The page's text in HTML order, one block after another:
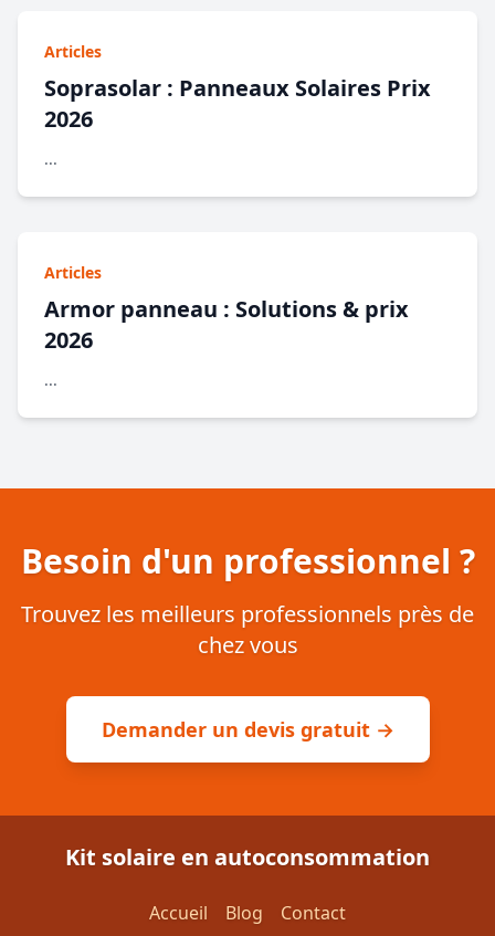
Articles
Soprasolar : Panneaux Solaires Prix
2026
...
Articles
Armor panneau : Solutions & prix
2026
...
Besoin d'un professionnel ?
Trouvez les meilleurs professionnels près de
chez vous
Demander un devis gratuit →
Kit solaire en autoconsommation
Accueil Blog Contact